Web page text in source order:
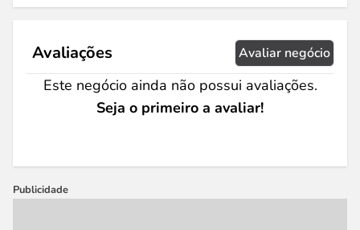
Avaliações Avaliar negócio
Este negócio ainda não possui avaliações.
Seja o primeiro a avaliar!
Publicidade